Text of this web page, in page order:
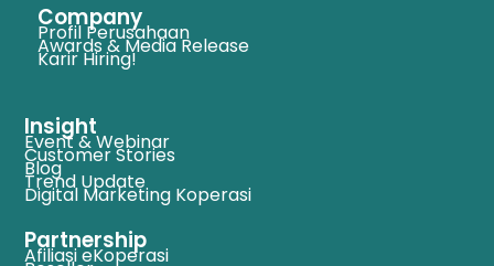
Company
Profil Perusahaan
Awards & Media Release
Karir Hiring!
Insight
Event & Webinar
Customer Stories
Blog
Trend Update
Digital Marketing Koperasi
Partnership
Afiliasi eKoperasi